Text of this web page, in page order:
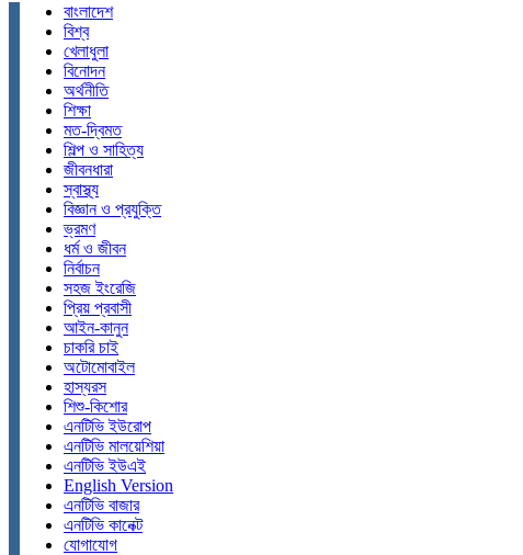
বাংলাদেশ
বিশ্ব
খেলাধুলা
বিনোদন
অর্থনীতি
শিক্ষা
মত-দ্বিমত
শিল্প ও সাহিত্য
জীবনধারা
স্বাস্থ্য
বিজ্ঞান ও প্রযুক্তি
ভ্রমণ
ধর্ম ও জীবন
নির্বাচন
সহজ ইংরেজি
প্রিয় প্রবাসী
আইন-কানুন
চাকরি চাই
অটোমোবাইল
হাস্যরস
শিশু-কিশোর
এনটিভি ইউরোপ
এনটিভি মালয়েশিয়া
এনটিভি ইউএই
English Version
এনটিভি বাজার
এনটিভি কানেক্ট
যোগাযোগ